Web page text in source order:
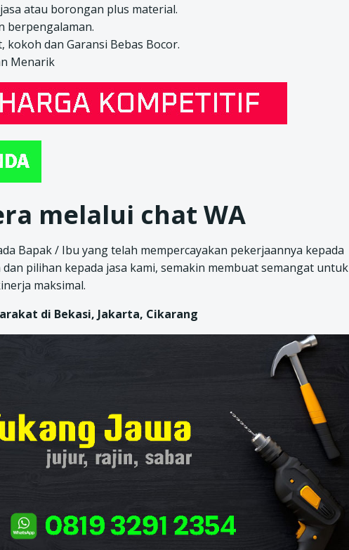
atau borongan plus material.
berpengalaman.
kokoh dan Garansi Bebas Bocor.
Menarik
melalui chat WA
Bapak / Ibu yang telah mempercayakan pekerjaannya kepada
pilihan kepada jasa kami, semakin membuat semangat untuk
maksimal.
di Bekasi, Jakarta, Cikarang